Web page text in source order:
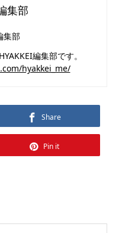
集部
集部
編集部です。
hyakkei_me/
Share
Pin it